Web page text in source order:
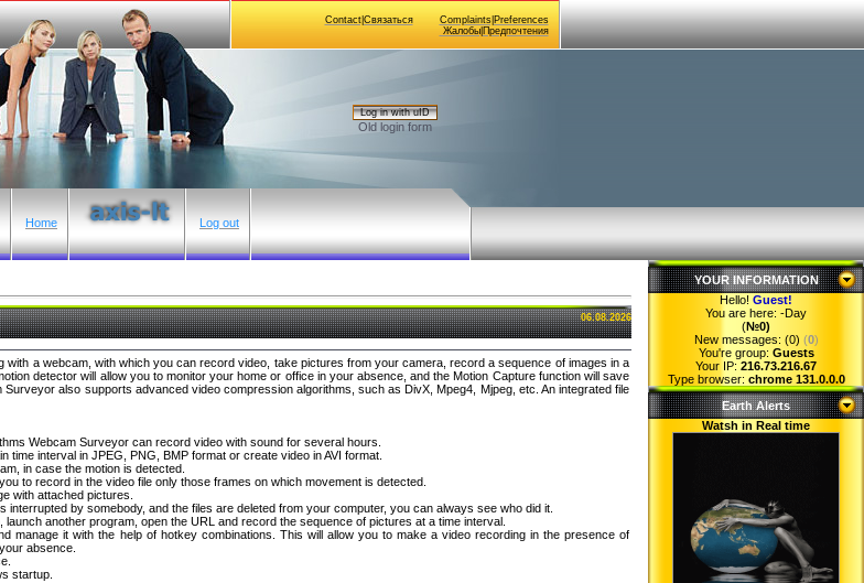
Contact|Связаться
Complaints|Preferences
Жалобы|Предпочтения
Log in with uID
Old login form
Home Log out
06.08.2026
with a webcam, with which you can record video, take pictures from your camera, record a sequence of images in a
detector will allow you to monitor your home or office in your absence, and the Motion Capture function will save
also supports advanced video compression algorithms, such as DivX, Mpeg4, Mjpeg, etc. An integrated file
Webcam Surveyor can record video with sound for several hours.
interval in JPEG, PNG, BMP format or create video in AVI format.
in case the motion is detected.
to record in the video file only those frames on which movement is detected.
with attached pictures.
by somebody, and the files are deleted from your computer, you can always see who did it.
another program, open the URL and record the sequence of pictures at a time interval.
manage it with the help of hotkey combinations. This will allow you to make a video recording in the presence of
absence.
startup.
YOUR INFORMATION
Hello! Guest!
You are here: -Day
(№0)
New messages: (0) (0)
You're group: Guests
Your IP: 216.73.216.67
Type browser: chrome 131.0.0.0
Earth Alerts
Watsh in Real time